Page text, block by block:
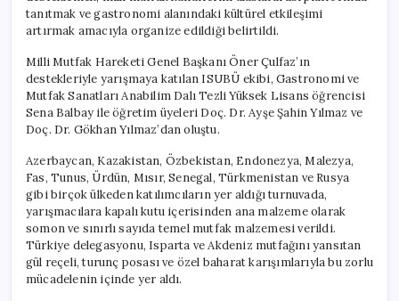
tanıtmak ve gastronomi alanındaki kültürel etkileşimi
artırmak amacıyla organize edildiği belirtildi.
Milli Mutfak Hareketi Genel Başkanı Öner Çulfaz’ın
destekleriyle yarışmaya katılan ISUBÜ ekibi, Gastronomi ve
Mutfak Sanatları Anabilim Dalı Tezli Yüksek Lisans öğrencisi
Sena Balbay ile öğretim üyeleri Doç. Dr. Ayşe Şahin Yılmaz ve
Doç. Dr. Gökhan Yılmaz’dan oluştu.
Azerbaycan, Kazakistan, Özbekistan, Endonezya, Malezya,
Fas, Tunus, Ürdün, Mısır, Senegal, Türkmenistan ve Rusya
gibi birçok ülkeden katılımcıların yer aldığı turnuvada,
yarışmacılara kapalı kutu içerisinden ana malzeme olarak
somon ve sınırlı sayıda temel mutfak malzemesi verildi.
Türkiye delegasyonu, Isparta ve Akdeniz mutfağını yansıtan
gül reçeli, turunç posası ve özel baharat karışımlarıyla bu zorlu
mücadelenin içinde yer aldı.